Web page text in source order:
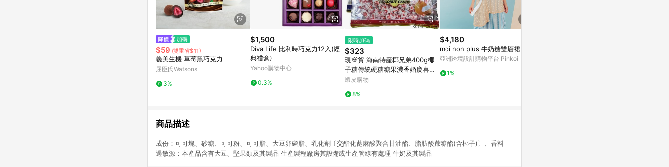
$59 (雙重省$11)
義美生機 草莓黑巧克力
屈臣氏Watsons
3%
$1,500
Diva Life 比利時巧克力12入(經
典禮盒)
Yahoo購物中心
0.3%
限時加碼
$323
現💯貨 海南特産椰兄弟400g椰
子糖傳統硬糖糖果濃香婚慶喜糖
年貨零食 Y0QQ
蝦皮購物
8%
$4,180
moi non plus 牛奶糖雙層裙
亞洲跨境設計購物平台 Pinkoi
1%
商品描述
成份：可可塊、砂糖、可可粉、可可脂、大豆卵磷脂、乳化劑〔交酯化蓖麻酸聚合甘油酯、脂肪酸蔗糖酯(含椰子)〕、香料
過敏源：本產品含有大豆、堅果類及其製品 生產製程廠房其設備或生產管線有處理 牛奶及其製品